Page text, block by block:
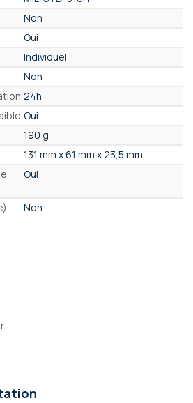
Non
Oui
Individuel
Non
24h
Oui
190 g
131 mm x 61 mm x 23,5 mm
Oui
Non